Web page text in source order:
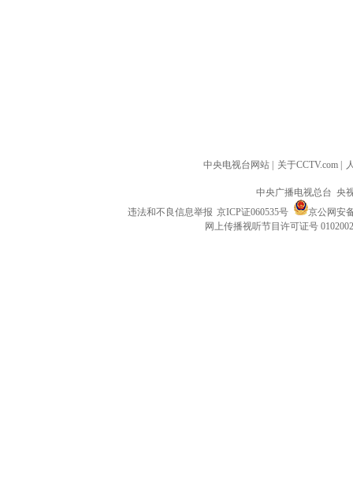
中央电视台网站 关于CCTV.com
中央广播电视总台 央
违法和不良信息举报 京ICP证060535号
京公网安
网上传播视听节目许可证号